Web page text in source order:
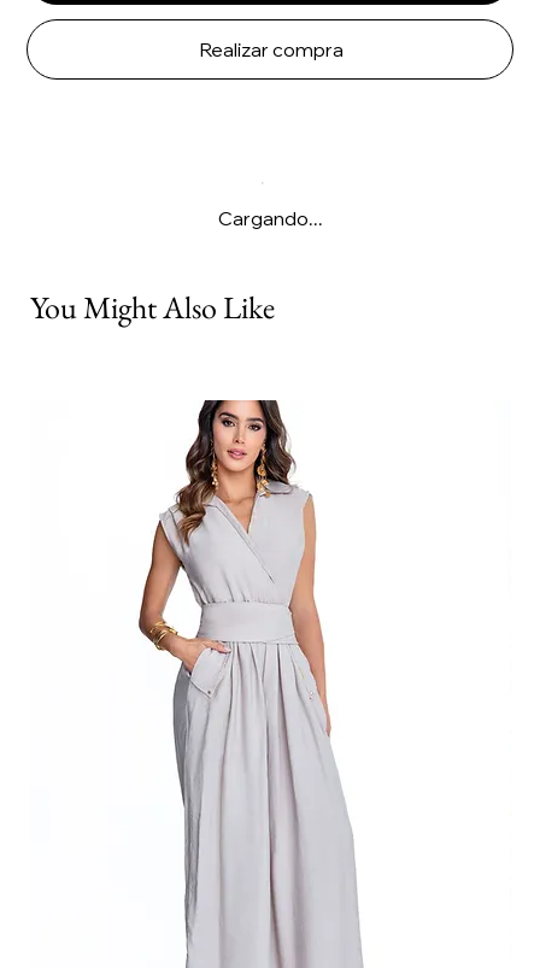
Realizar compra
Cargando...
You Might Also Like